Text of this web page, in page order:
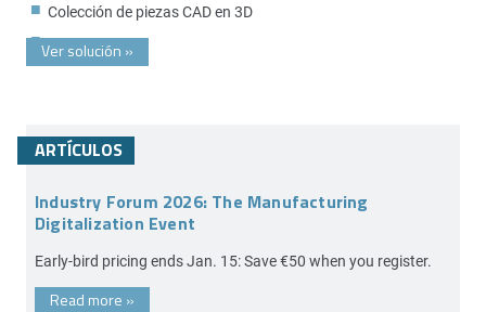
Colección de piezas CAD en 3D
Ver solución »
ARTÍCULOS
Industry Forum 2026: The Manufacturing
Digitalization Event
Early-bird pricing ends Jan. 15: Save €50 when you register.
Read more »